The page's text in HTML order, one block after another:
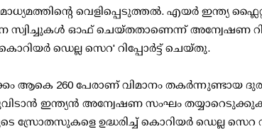
വെളിപ്പെടുത്തൽ. എയർ ഇന്ത്യ
സ്വിച്ചുകൾ ഓഫ് ചെയ്തതാണെന്ന് അന്വേഷണ
ഡെല്ല സെറ' റിപ്പോർട്ട് ചെയ്തു.
ആകെ 260 പേരാണ് വിമാനം തകർന്നുണ്ടായ
ഇന്ത്യൻ അന്വേഷണ സംഘം
ഉദ്ധരിച്ച് കൊറിയർ ഡെല്ല സെറ